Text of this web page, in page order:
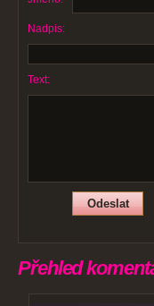
Nadpis:
Text:
Přehled